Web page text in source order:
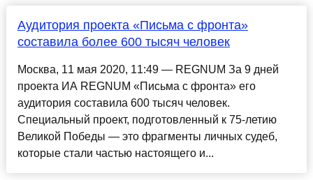
Аудитория проекта «Письма с фронта»
составила более 600 тысяч человек
Москва, 11 мая 2020, 11:49 — REGNUM За 9 дней
проекта ИА REGNUM «Письма с фронта» его
аудитория составила 600 тысяч человек.
Специальный проект, подготовленный к 75-летию
Великой Победы — это фрагменты личных судеб,
которые стали частью настоящего и...